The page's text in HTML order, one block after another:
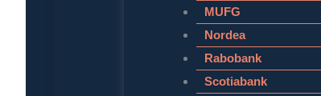
MUFG
Nordea
Rabobank
Scotiabank